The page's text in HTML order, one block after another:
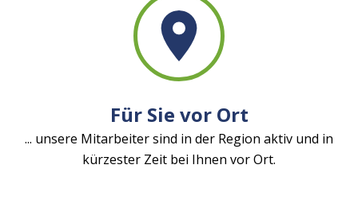
Für Sie vor Ort
... unsere Mitarbeiter sind in der Region aktiv und in
kürzester Zeit bei Ihnen vor Ort.